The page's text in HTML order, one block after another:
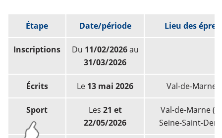
Étape Date/période Lieu des
Inscriptions Du 11/02/2026au
31/03/2026
Écrits Le 13 mai 2026 Val-de-Marne
Sport Les 21 et
22/05/2026
Val-de-Marne
Seine-Saint-